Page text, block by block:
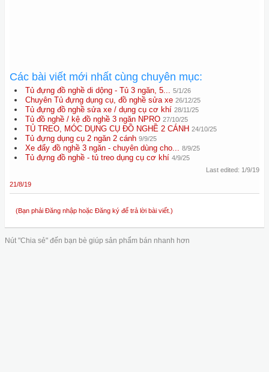
Các bài viết mới nhất cùng chuyên mục:
Tủ đựng đồ nghề di dộng - Tủ 3 ngăn, 5... 5/1/26
Chuyên Tủ đựng dụng cụ, đồ nghề sửa xe 26/12/25
Tủ đựng đồ nghề sửa xe / dụng cụ cơ khí 28/11/25
Tủ đồ nghề / kệ đồ nghề 3 ngăn NPRO 27/10/25
TỦ TREO, MÓC DỤNG CỤ ĐỒ NGHỀ 2 CÁNH 24/10/25
Tủ đựng dụng cụ 2 ngăn 2 cánh 9/9/25
Xe đẩy đồ nghề 3 ngăn - chuyên dùng cho... 8/9/25
Tủ đựng đồ nghề - tủ treo dụng cụ cơ khí 4/9/25
Last edited: 1/9/19
21/8/19
(Bạn phải Đăng nhập hoặc Đăng ký để trả lời bài viết.)
Nút "Chia sẻ" đến bạn bè giúp sản phẩm bán nhanh hơn